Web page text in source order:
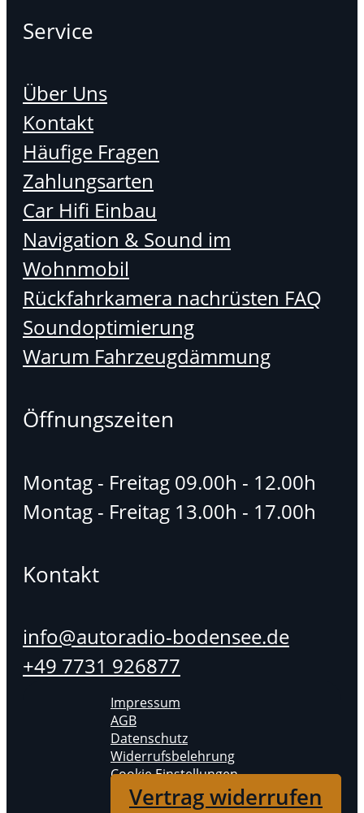
Service
Über Uns
Kontakt
Häufige Fragen
Zahlungsarten
Car Hifi Einbau
Navigation & Sound im
Wohnmobil
Rückfahrkamera nachrüsten FAQ
Soundoptimierung
Warum Fahrzeugdämmung
Öffnungszeiten
Montag - Freitag 09.00h - 12.00h
Montag - Freitag 13.00h - 17.00h
Kontakt
info@autoradio-bodensee.de
+49 7731 926877
Impressum
AGB
Datenschutz
Widerrufsbelehrung
Cookie Einstellungen
Vertrag widerrufen